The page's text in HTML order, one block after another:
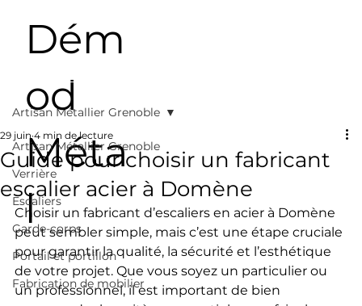
Dém
od
Méta
l
Artisan Métallier Grenoble
Verrière
Escaliers
Garde-corps
Portail et portillon
Fabrication de mobilier
Artisan Métallier Grenoble
Guide pour choisir un fabricant
escalier acier à Domène
29 juin 4 min de lecture
Choisir un fabricant d’escaliers en acier à Domène
peut sembler simple, mais c’est une étape cruciale
pour garantir la qualité, la sécurité et l’esthétique
de votre projet. Que vous soyez un particulier ou
un professionnel, il est important de bien